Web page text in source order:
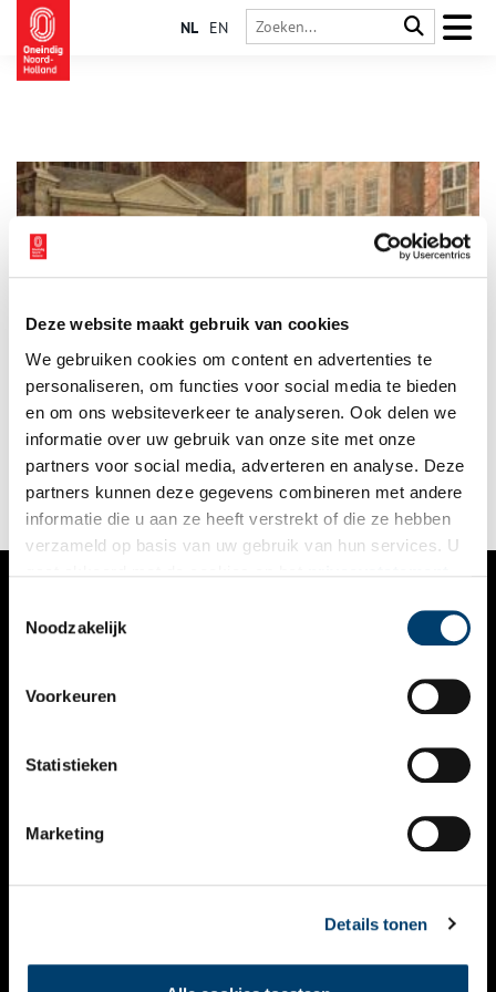
Deze website maakt gebruik van cookies
We gebruiken cookies om content en advertenties te
personaliseren, om functies voor social media te bieden
en om ons websiteverkeer te analyseren. Ook delen we
informatie over uw gebruik van onze site met onze
partners voor social media, adverteren en analyse. Deze
partners kunnen deze gegevens combineren met andere
informatie die u aan ze heeft verstrekt of die ze hebben
verzameld op basis van uw gebruik van hun services. U
Noodzakelijk
Voorkeuren
Statistieken
Marketing
Details tonen
NL EN
In menig Hollands interieur was in de zeventiende en
achttiende eeuw een keur aan beschilderd meubilair in
gebruik. Van kasten met gedetailleerde Bijbelse voorstellingen
tot theeblaadjes met fleurige bloemmotieven, vervaardigd
door Amsterdamse witwerkers. De meubels werden gemaakt
van betaalbaar naaldhout en waren daarom zeer populair bij
een groot deel van de bevolking.
VERHALEN
KALENDER
THEMA’S
VIDEO’S
CONTACT